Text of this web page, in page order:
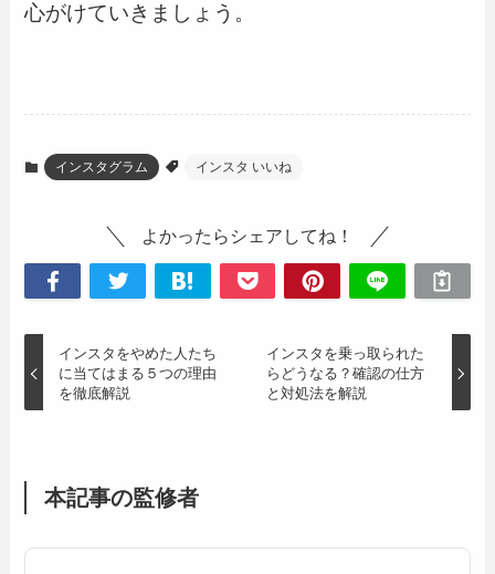
心がけていきましょう。
インスタグラム インスタ いいね
よかったらシェアしてね！
インスタをやめた人たち
に当てはまる５つの理由
を徹底解説
インスタを乗っ取られた
らどうなる？確認の仕方
と対処法を解説
本記事の監修者